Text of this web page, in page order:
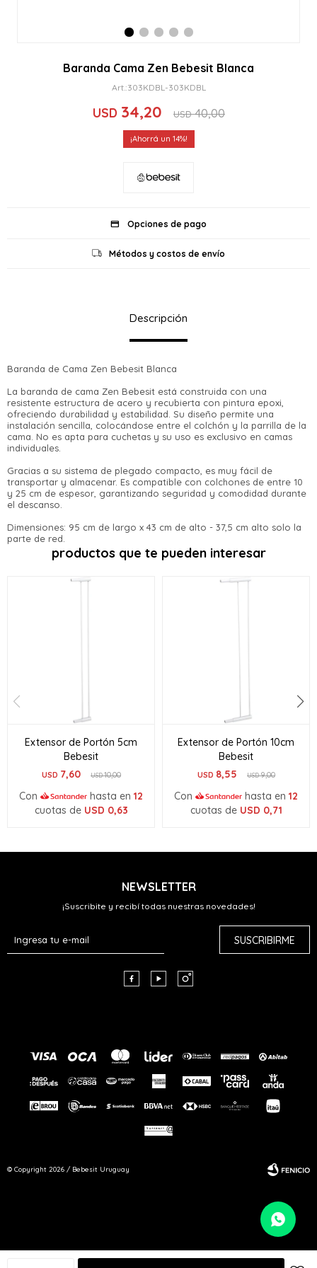
Baranda Cama Zen Bebesit Blanca
303KDBL-303KDBL
USD 34,20 USD 40,00
14
Opciones de pago
Métodos y costos de envío
Descripción
Baranda de Cama Zen Bebesit Blanca
La baranda de cama Zen Bebesit está construida con una
resistente estructura de acero y recubierta con pintura epoxi,
ofreciendo durabilidad y estabilidad. Su diseño permite una
instalación sencilla, colocándose entre el colchón y la parrilla de la
cama. No es apta para cuchetas y su uso es exclusivo en camas
individuales.
Gracias a su sistema de plegado compacto, es muy fácil de
transportar y almacenar. Es compatible con colchones de entre 10
y 25 cm de espesor, garantizando seguridad y comodidad durante
el descanso.
Dimensiones: 95 cm de largo x 43 cm de alto - 37,5 cm alto solo la
parte de red.
productos que te pueden interesar
Extensor de Portón 5cm
Bebesit
USD 7,60 USD10,00
Con hasta en 12
cuotas de USD 0,63
Extensor de Portón 10cm
Bebesit
USD 8,55 USD9,00
Con hasta en 12
cuotas de USD 0,71
Después, hasta en 12
cuotas y sin tocar tu
¡Sumate a la forma más ágil de comprar!
Comprá en 3 cuotas sin recargo o hasta en
12 cuotas * ¡Solo con tu cédula!
* sujeto aprobación crediticia.
Verifica si estás calificado para comprar
Cédula de identidad
Celular
Fecha de nacimiento
Después.
¡Tenés hasta
Elegí tus productos preferidos
Elegís Pago Después como metodo
* sujeto a aprobación crediticia. El monto disponible
Ups!
Parece que no tenes oferta, lamentamos el
contactanos en
preguntas@pagodespues.com.uy
Por favor intenta nuevamente mas tarde.
NEWSLETTER
¡Suscribite y recibí todas nuestras novedades!
SUSCRIBIRME
  
© Copyright 2026 / Bebesit Uruguay
Fenicio